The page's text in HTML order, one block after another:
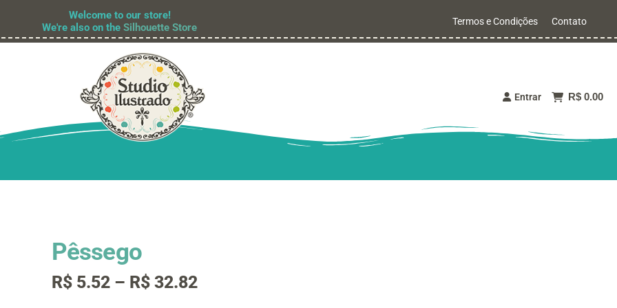
Welcome to our store!
We're also on theSilhouette Store Termos e Condições Contato
Entrar R$ 0.00
Pêssego
R$5.52 – R$32.82Faixa